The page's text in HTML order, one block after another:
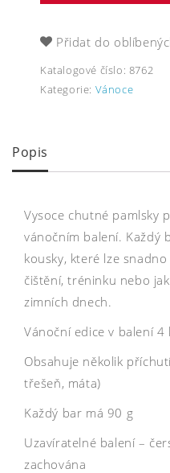
Přidat do
Katalogové číslo: 8762
Kategorie: Vánoce
Popis
Vysoce chutné pamlsky
vánočním balení. Každý
kousky, které lze
čištění, tréninku nebo
zimních dnech.
Vánoční edice v balení 4
Obsahuje několik
třešeň, máta)
Každý bar má 90 g
Uzavíratelné balení –
zachována